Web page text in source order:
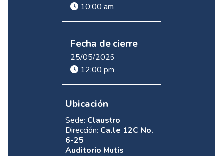
10:00 am
Fecha de cierre
25/05/2026
12:00 pm
Ubicación
Sede: Claustro
Dirección: Calle 12C No.
6-25
Auditorio Mutis